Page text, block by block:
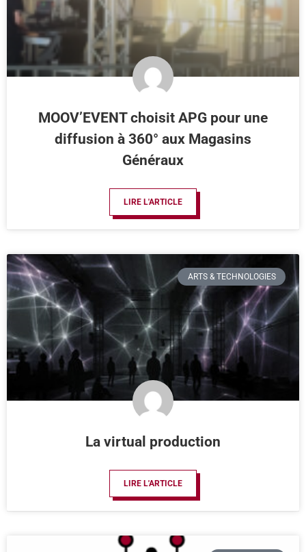
MOOV’EVENT choisit APG pour une
diffusion à 360° aux Magasins
Généraux
LIRE L'ARTICLE
ARTS & TECHNOLOGIES
La virtual production
LIRE L'ARTICLE